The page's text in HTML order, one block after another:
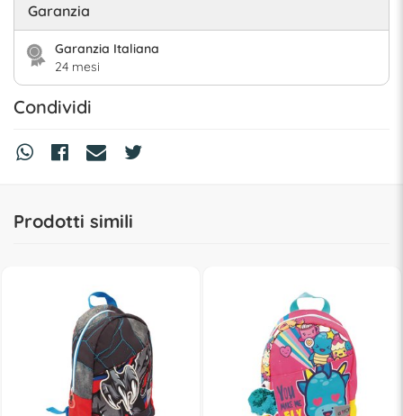
Garanzia
Garanzia Italiana
24 mesi
Condividi
Prodotti simili